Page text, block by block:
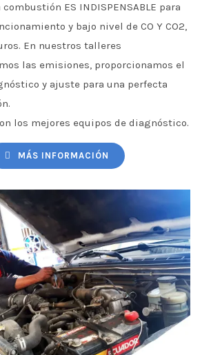
combustión ES INDISPENSABLE para
y bajo nivel de CO Y CO2,
En nuestros talleres
las emisiones, proporcionamos el
y ajuste para una perfecta
los mejores equipos de diagnóstico.
MÁS INFORMACIÓN